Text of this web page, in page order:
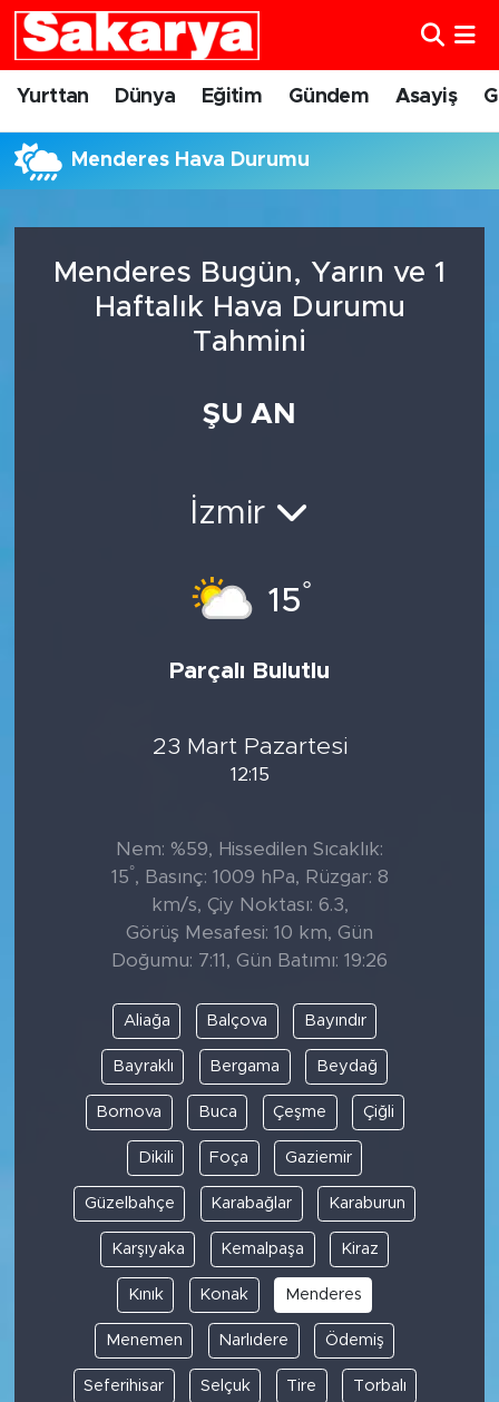
Yurttan Dünya Eğitim Gündem Asayiş
Menderes Hava Durumu
Menderes Bugün, Yarın ve 1
Haftalık Hava Durumu
Tahmini
ŞU AN
İzmir
15°
Parçalı Bulutlu
23 Mart Pazartesi
12:15
Nem: %59, Hissedilen Sıcaklık:
15°, Basınç: 1009 hPa, Rüzgar: 8
km/s, Çiy Noktası: 6.3,
Görüş Mesafesi: 10 km, Gün
Doğumu: 7:11, Gün Batımı: 19:26
Aliağa Balçova Bayındır
Bayraklı Bergama Beydağ
Bornova Buca Çeşme Çiğli
Dikili Foça Gaziemir
Güzelbahçe Karabağlar Karaburun
Karşıyaka Kemalpaşa Kiraz
Kınık Konak Menderes
Menemen Narlıdere Ödemiş
Seferihisar Selçuk Tire Torbalı
Yurttan
Eskişehirspor
Eskişehir Nöbetçi Eczaneler
Süper Lig Puan Durumu ve Fikstür
Son Dakika Haberleri